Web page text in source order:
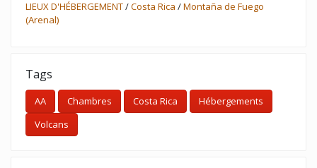
LIEUX D'HÉBERGEMENT/Costa Rica /Montaña de Fuego
(Arenal)
Tags
AA Chambres Costa Rica
Hébergements
Volcans